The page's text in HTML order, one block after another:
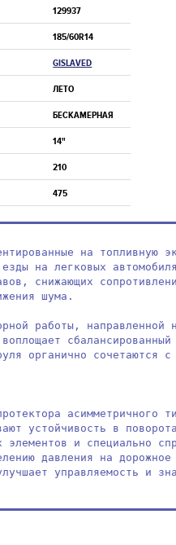
129937
185/60R14
GISLAVED
ЛЕТО
БЕСКАМЕРНАЯ
14"
210
475
на топливную
на легковых
снижающих
шума.
работы, направленной
органично сочетаются с
асимметричного
устойчивость в
и специально
давления на
управляемость и